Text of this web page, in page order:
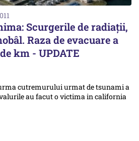
Scurgerile de radiații,
Raza de evacuare a
km - UPDATE